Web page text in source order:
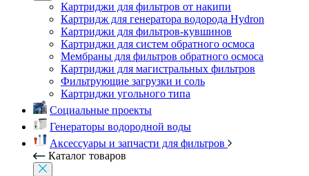
Картриджи для фильтров от накипи
Картридж для генератора водорода Hydron
Картриджи для фильтров-кувшинов
Картриджи для систем обратного осмоса
Мембраны для фильтров обратного осмоса
Картриджи для магистральных фильтров
Фильтрующие загрузки и соль
Картриджи угольного типа
Социальные проекты
Генераторы водородной воды
Аксессуары и запчасти для фильтров
Каталог товаров